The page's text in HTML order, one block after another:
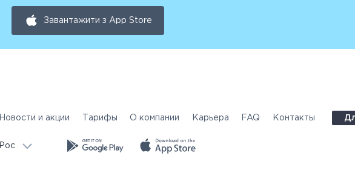
Завантажити з App Store
Новости и акции Тарифы О компании Карьера FAQ Контакты
Рос